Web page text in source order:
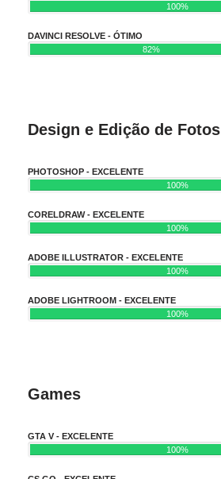
100%
DAVINCI RESOLVE - ÓTIMO
82%
Design e Edição de Fotos
PHOTOSHOP - EXCELENTE
100%
CORELDRAW - EXCELENTE
100%
ADOBE ILLUSTRATOR - EXCELENTE
100%
ADOBE LIGHTROOM - EXCELENTE
100%
Games
GTA V - EXCELENTE
100%